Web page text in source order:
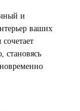
и
ваших
становясь